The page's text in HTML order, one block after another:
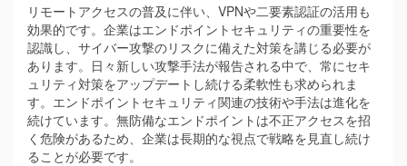
リモートアクセスの普及に伴い、VPNや二要素認証の活用も
効果的です。企業はエンドポイントセキュリティの重要性を
認識し、サイバー攻撃のリスクに備えた対策を講じる必要が
あります。日々新しい攻撃手法が報告される中で、常にセキ
ュリティ対策をアップデートし続ける柔軟性も求められま
す。エンドポイントセキュリティ関連の技術や手法は進化を
続けています。無防備なエンドポイントは不正アクセスを招
く危険があるため、企業は長期的な視点で戦略を見直し続け
ることが必要です。